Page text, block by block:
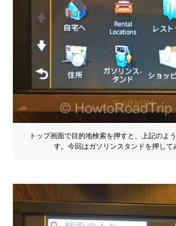
トップ画面で目的地検索を押すと、上記のよ
す。今回はガソリンスタンドを押して